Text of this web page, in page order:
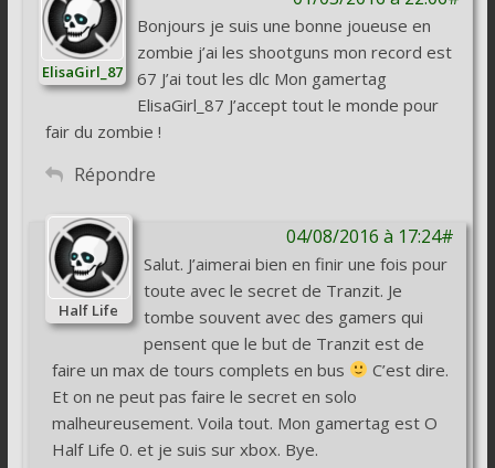
ElisaGirl_87
Bonjours je suis une bonne joueuse en
zombie j’ai les shootguns mon record est
67 J’ai tout les dlc Mon gamertag
ElisaGirl_87 J’accept tout le monde pour
fair du zombie !
Répondre
04/08/2016 à 17:24#
Half Life
Salut. J’aimerai bien en finir une fois pour
toute avec le secret de Tranzit. Je
tombe souvent avec des gamers qui
pensent que le but de Tranzit est de
faire un max de tours complets en bus
C’est dire.
Et on ne peut pas faire le secret en solo
malheureusement. Voila tout. Mon gamertag est O
Half Life 0. et je suis sur xbox. Bye.